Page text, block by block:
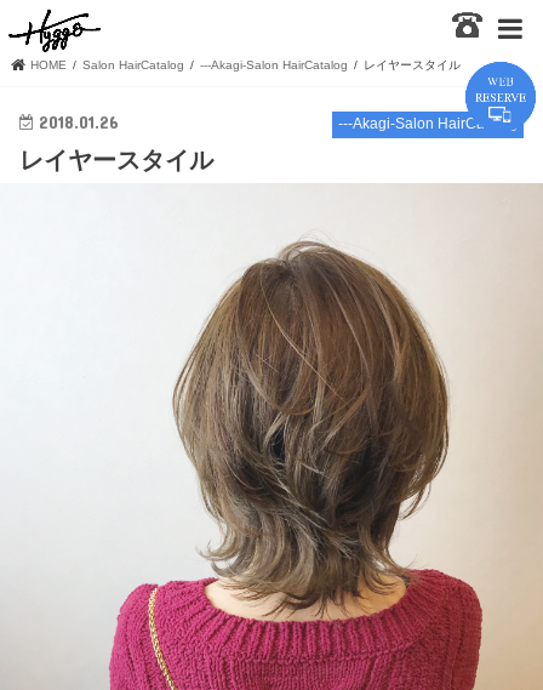
HOME Salon HairCatalog ---Akagi-Salon HairCatalog レイヤースタイル
---Akagi-Salon HairCatalog
2018.01.26
レイヤースタイル